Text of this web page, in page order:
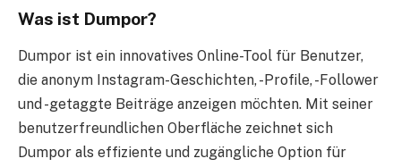
Was ist Dumpor?
Dumpor ist ein innovatives Online-Tool für Benutzer,
die anonym Instagram-Geschichten, -Profile, -Follower
und -getaggte Beiträge anzeigen möchten. Mit seiner
benutzerfreundlichen Oberfläche zeichnet sich
Dumpor als effiziente und zugängliche Option für